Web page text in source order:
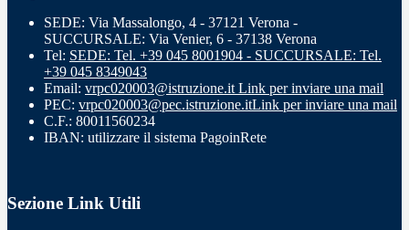
SEDE: Via Massalongo, 4 - 37121 Verona -
SUCCURSALE: Via Venier, 6 - 37138 Verona
Tel: SEDE: Tel. +39 045 8001904 - SUCCURSALE: Tel.
+39 045 8349043
Email: vrpc020003@istruzione.it Link per inviare una mail
PEC: vrpc020003@pec.istruzione.itLink per inviare una mail
C.F.: 80011560234
IBAN: utilizzare il sistema PagoinRete
Sezione Link Utili